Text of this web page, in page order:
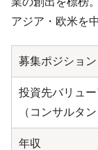
アジア・欧米を
募集ポジション
投資先バリュ
（コンサルタ
年収